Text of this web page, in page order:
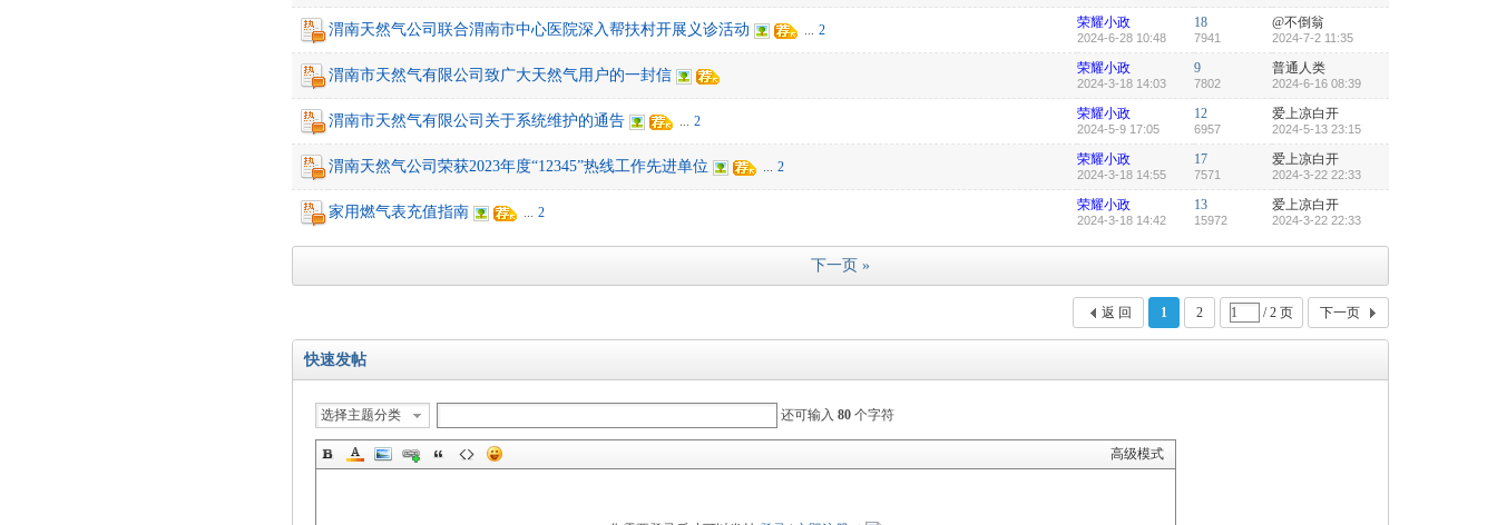
渭南天然气公司联合渭南市中心医院深入帮扶村开展义诊活动 ... 2 荣耀小政
2024-6-28 10:48
18
7941
@不倒翁
2024-7-2 11:35
渭南市天然气有限公司致广大天然气用户的一封信 荣耀小政
2024-3-18 14:03
9
7802
普通人类
2024-6-16 08:39
渭南市天然气有限公司关于系统维护的通告 ... 2 荣耀小政
2024-5-9 17:05
12
6957
爱上凉白开
2024-5-13 23:15
渭南天然气公司荣获2023年度“12345”热线工作先进单位 ... 2 荣耀小政
2024-3-18 14:55
17
7571
爱上凉白开
2024-3-22 22:33
家用燃气表充值指南 ... 2 荣耀小政
2024-3-18 14:42
13
15972
爱上凉白开
2024-3-22 22:33
下一页 »
1 2 / 2 页 下一页
返 回
快速发帖
选择主题分类 还可输入 80 个字符
高级模式